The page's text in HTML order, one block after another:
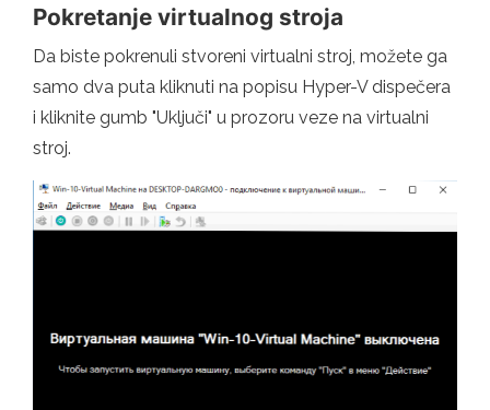
Pokretanje virtualnog stroja
Da biste pokrenuli stvoreni virtualni stroj, možete ga
samo dva puta kliknuti na popisu Hyper-V dispečera
i kliknite gumb "Uključi" u prozoru veze na virtualni
stroj.